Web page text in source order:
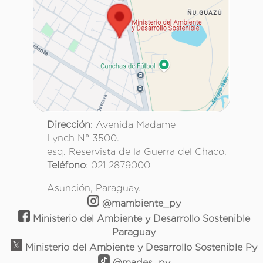
Dirección: Avenida Madame
Lynch N° 3500.
esq. Reservista de la Guerra del Chaco.
Teléfono: 021 2879000
Asunción, Paraguay.
@mambiente_py
Ministerio del Ambiente y Desarrollo Sostenible
Paraguay
Ministerio del Ambiente y Desarrollo Sostenible Py